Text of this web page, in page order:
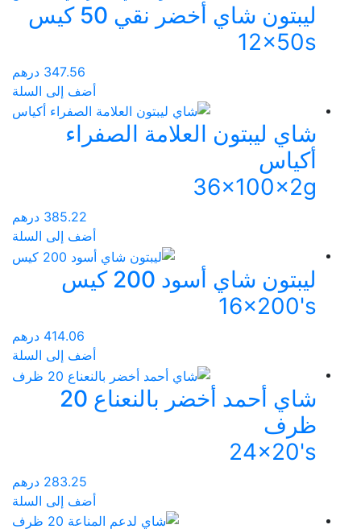
ليبتون شاي أخضر نقي 50 كيس
12x50s
347.56 درهم
أضف إلى السلة
شاي ليبتون العلامة الصفراء
أكياس
36x100x2g
385.22 درهم
أضف إلى السلة
ليبتون شاي أسود 200 كيس
16x200's
414.06 درهم
أضف إلى السلة
شاي أحمد أخضر بالنعناع 20
ظرف
24x20's
283.25 درهم
أضف إلى السلة